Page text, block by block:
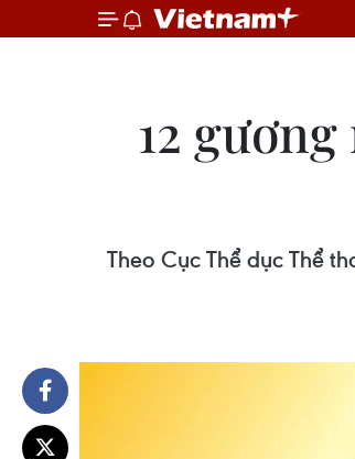
12
Theo Cục Thể dục Thể